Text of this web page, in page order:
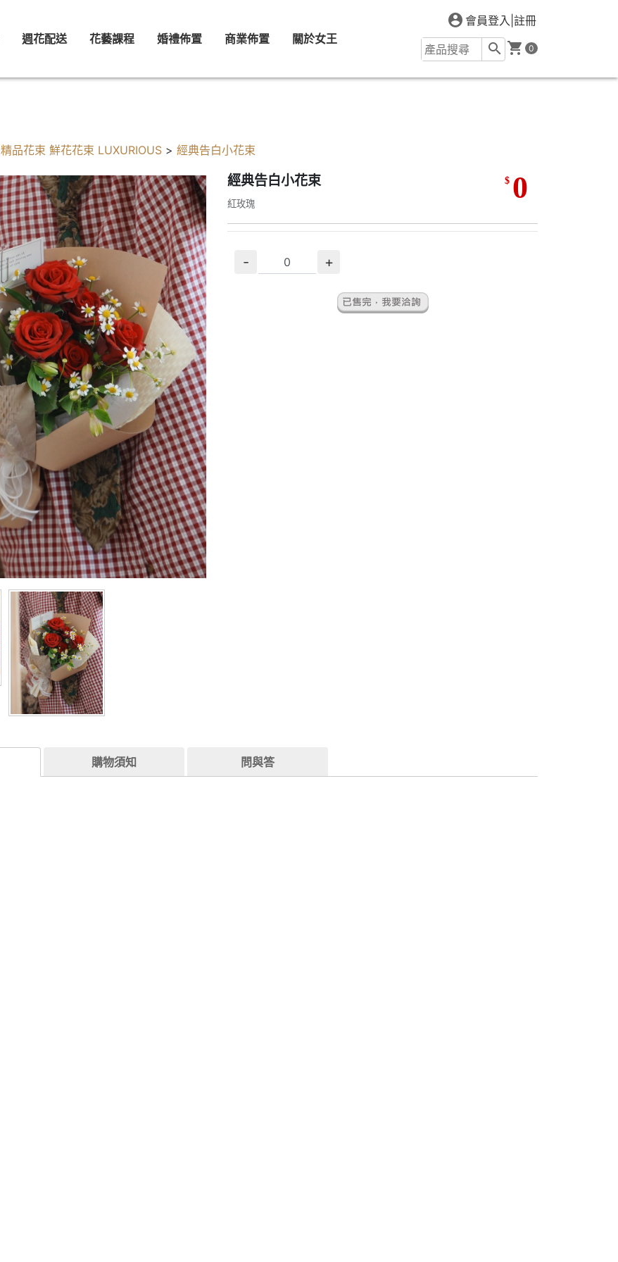
週花配送 花藝課程 婚禮佈置 商業佈置 關於女王
會員登入 註冊
0
精品花束 鮮花花束 LUXURIOUS > 經典告白小花束
經典告白小花束
紅玫瑰
$ 0
- +
購物須知 問與答